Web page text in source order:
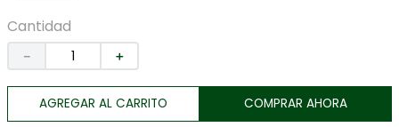
Cantidad
＋
－
AGREGAR AL CARRITO COMPRAR AHORA
10. lino